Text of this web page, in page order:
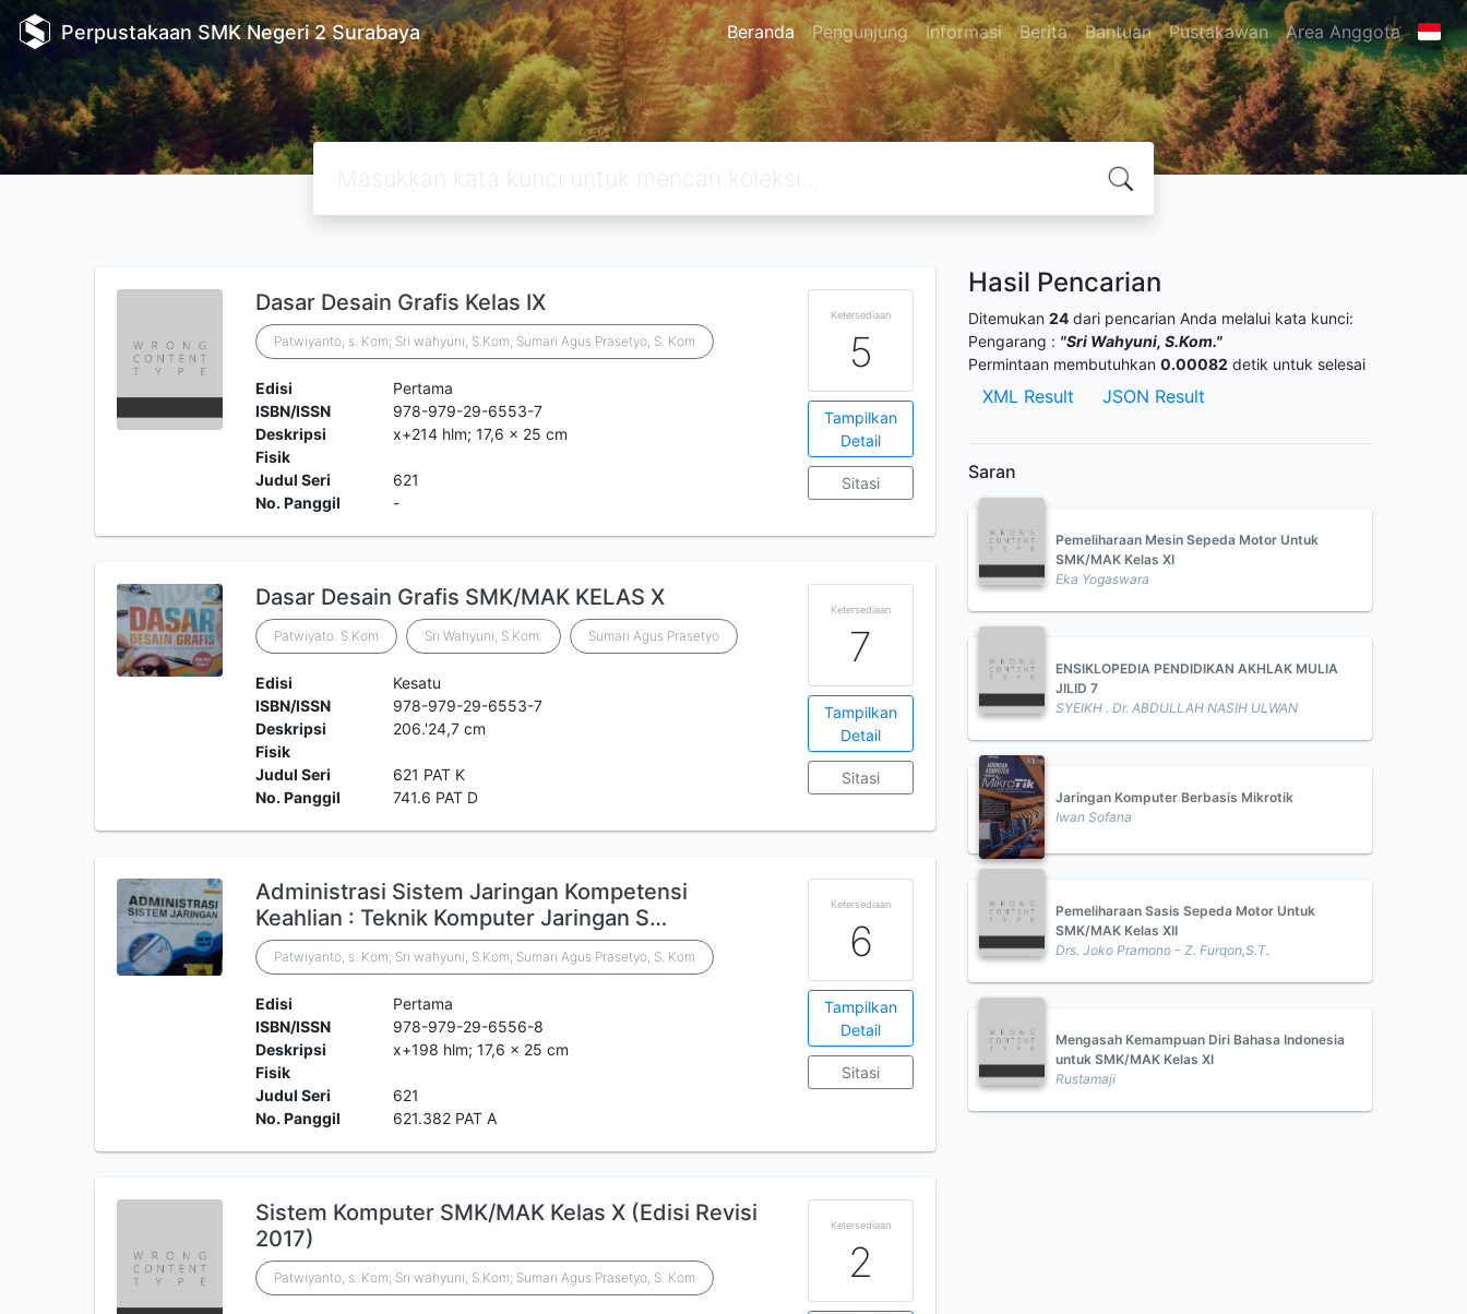
Perpustakaan SMK Negeri 2 Surabaya Beranda Pengunjung Informasi Berita Bantuan Pustakawan Area Anggota
Dasar Desain Grafis Kelas IX
Patwiyanto, s. Kom; Sri wahyuni, S.Kom; Sumari Agus Prasetyo, S. Kom
Edisi
Pertama
ISBN/ISSN
978-979-29-6553-7
Deskripsi
Fisik
x+214 hlm; 17,6 x 25 cm
Judul Seri
621
No. Panggil
-
Ketersediaan
5
Tampilkan
Detail
Sitasi
Dasar Desain Grafis SMK/MAK KELAS X
Patwiyato. S.Kom Sri Wahyuni, S.Kom. Sumari Agus Prasetyo
Edisi
Kesatu
ISBN/ISSN
978-979-29-6553-7
Deskripsi
Fisik
206.'24,7 cm
Judul Seri
621 PAT K
No. Panggil
741.6 PAT D
Ketersediaan
7
Tampilkan
Detail
Sitasi
Administrasi Sistem Jaringan Kompetensi
Keahlian : Teknik Komputer Jaringan S…
Patwiyanto, s. Kom; Sri wahyuni, S.Kom; Sumari Agus Prasetyo, S. Kom
Edisi
Pertama
ISBN/ISSN
978-979-29-6556-8
Deskripsi
Fisik
x+198 hlm; 17,6 x 25 cm
Judul Seri
621
No. Panggil
621.382 PAT A
Ketersediaan
6
Tampilkan
Detail
Sitasi
Sistem Komputer SMK/MAK Kelas X (Edisi Revisi
2017)
Patwiyanto, s. Kom; Sri wahyuni, S.Kom; Sumari Agus Prasetyo, S. Kom
Ketersediaan
2
Hasil Pencarian
Ditemukan 24 dari pencarian Anda melalui kata kunci:
Pengarang : "Sri Wahyuni, S.Kom."
Permintaan membutuhkan 0.00082 detik untuk selesai
XML Result JSON Result
Saran
Pemeliharaan Mesin Sepeda Motor Untuk
SMK/MAK Kelas XI
Eka Yogaswara
ENSIKLOPEDIA PENDIDIKAN AKHLAK MULIA
JILID 7
SYEIKH . Dr. ABDULLAH NASIH ULWAN
Jaringan Komputer Berbasis Mikrotik
Iwan Sofana
Pemeliharaan Sasis Sepeda Motor Untuk
SMK/MAK Kelas XII
Drs. Joko Pramono - Z. Furqon,S.T.
Mengasah Kemampuan Diri Bahasa Indonesia
untuk SMK/MAK Kelas XI
Rustamaji